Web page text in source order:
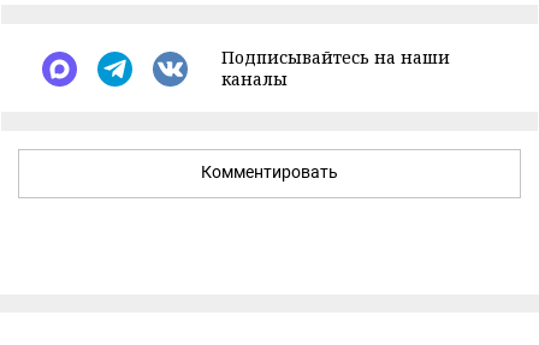
Подписывайтесь на наши
каналы
Комментировать